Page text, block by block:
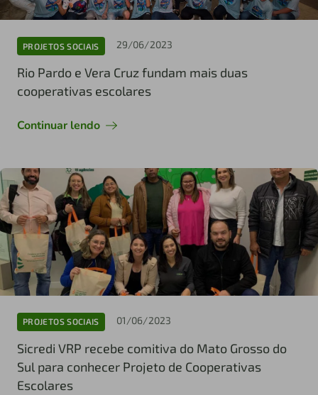
PROJETOS SOCIAIS 29/06/2023
Rio Pardo e Vera Cruz fundam mais duas
cooperativas escolares
Continuar lendo
PROJETOS SOCIAIS 01/06/2023
Sicredi VRP recebe comitiva do Mato Grosso do
Sul para conhecer Projeto de Cooperativas
Escolares